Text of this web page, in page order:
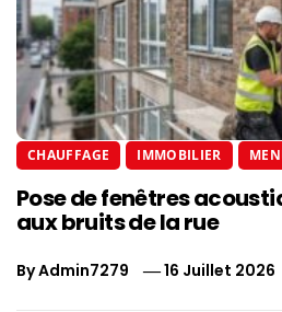
CHAUFFAGE IMMOBILIER
Pose de fenêtres
aux bruits de la rue
ByAdmin7279 16 Juillet 2026